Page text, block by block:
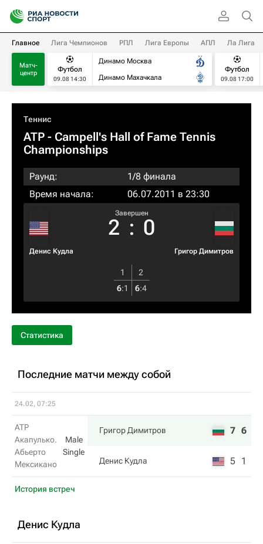
Главное Лига Чемпионов РПЛ Лига Европы АПЛ Ла Лига
Матч-
центр
Футбол
09.08 14:30
Динамо Москва
Динамо Махачкала
Футбол
09.08 17:00
Теннис
ATP - Campell's Hall of Fame Tennis
Championships
Раунд:
1/8 финала
Время начала:
06.07.2011 в 23:30
Денис Кудла
Завершен
2 : 0
Григор Димитров
1
2
6:1 6:4
Статистика
Последние матчи между собой
24.02, 07:25
ATP
Акапулько.
Абьерто
Мексикано
Male
Single
Григор Димитров 7 6
Денис Кудла 5 1
История встреч
Денис Кудла